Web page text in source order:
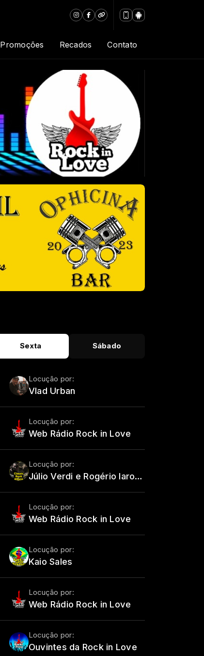
Promoções Recados Contato
Sexta Sábado
Locução por:
Vlad Urban
Locução por:
Web Rádio Rock in Love
Locução por:
Júlio Verdi e Rogério Iarossi
Locução por:
Web Rádio Rock in Love
Locução por:
Kaio Sales
Locução por:
Web Rádio Rock in Love
Locução por:
Ouvintes da Rock in Love